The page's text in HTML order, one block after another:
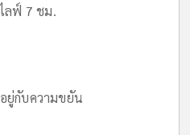
ลฟ์ 7 ชม.
ยู่กับความขยัน